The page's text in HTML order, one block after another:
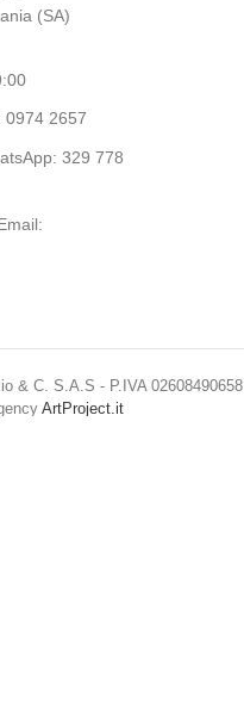
(SA)
0974 2657
329 778
& C. S.A.S - P.IVA 02608490658
ArtProject.it